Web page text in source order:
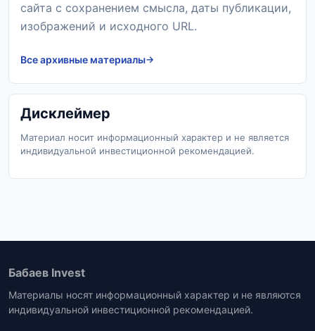
сайта с сохранением смысла, даты публикации,
изображений и исходного URL.
Все архивные материалы
Дисклеймер
Материал носит информационный характер и не является
индивидуальной инвестиционной рекомендацией.
Бабаев Invest
Материалы носят информационный характер и не являются
индивидуальной инвестиционной рекомендацией.